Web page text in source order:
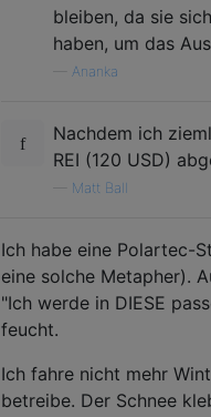
bleiben, da sie
haben, um das
Ananka
Nachdem ich
REI (120 USD)
Matt Ball
Ich habe eine Polartec-
eine solche Metapher).
"Ich werde in DIESE
feucht.
Ich fahre nicht mehr
betreibe. Der Schnee